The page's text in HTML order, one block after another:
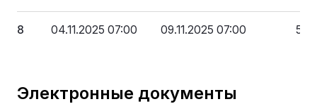
8 04.11.2025 07:00 09.11.2025 07:00 50
Электронные документы